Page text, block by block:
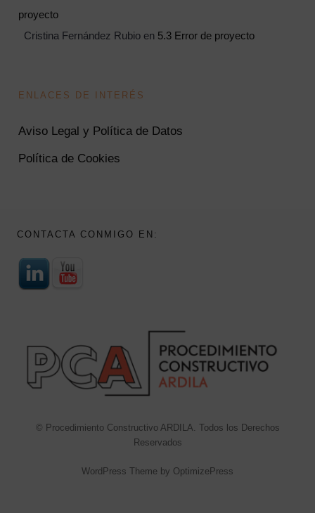
proyecto
Cristina Fernández Rubioen 5.3 Error de proyecto
ENLACES DE INTERÉS
Aviso Legal y Política de Datos
Política de Cookies
CONTACTA CONMIGO EN:
© Procedimiento Constructivo ARDILA. Todos los Derechos
Reservados
WordPress Theme by OptimizePress